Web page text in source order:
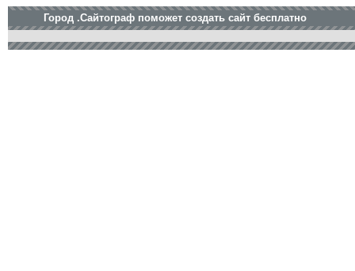
Город .Сайтограф поможет создать сайт бесплатно